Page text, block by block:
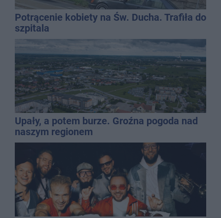
Potrącenie kobiety na Św. Ducha. Trafiła do
szpitala
Upały, a potem burze. Groźna pogoda nad
naszym regionem